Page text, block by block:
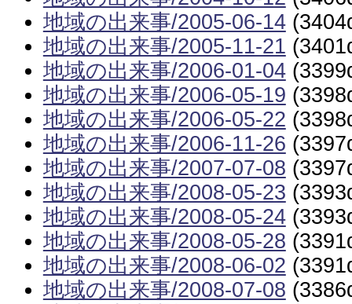
地域の出来事/2005-06-14
地域の出来事/2005-11-21
地域の出来事/2006-01-04
地域の出来事/2006-05-19
地域の出来事/2006-05-22
地域の出来事/2006-11-26
地域の出来事/2007-07-08
地域の出来事/2008-05-23
地域の出来事/2008-05-24
地域の出来事/2008-05-28
地域の出来事/2008-06-02
地域の出来事/2008-07-08